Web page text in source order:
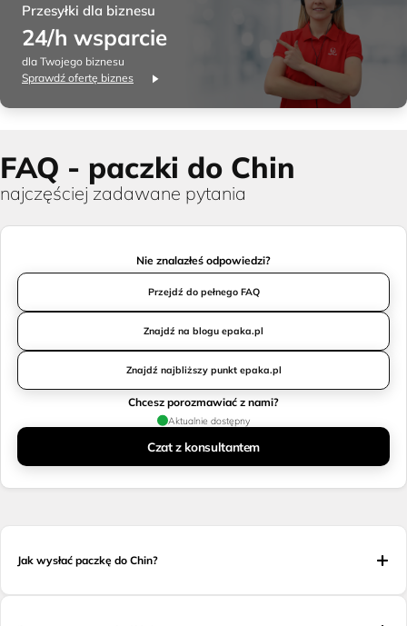
Przesyłki dla biznesu
24/h wsparcie
dla Twojego biznesu
Sprawdź ofertę biznes
FAQ - paczki do Chin
najczęściej zadawane pytania
Jak wysłać paczkę do Chin?
Nie znalazłeś odpowiedzi?
Przejdź do pełnego FAQ
Znajdź na blogu epaka.pl
Znajdź najbliższy punkt epaka.pl
Chcesz porozmawiać z nami?
Aktualnie dostępny
Czat z konsultantem